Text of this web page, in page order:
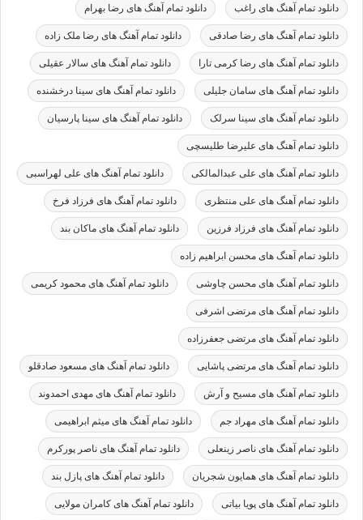
دانلود تمام آهنگ های راغب دانلود تمام آهنگ های رضا بهرام
دانلود تمام آهنگ های رضا صادقی دانلود تمام آهنگ های رضا ملک زاده
دانلود تمام آهنگ های رضا کرمی تارا دانلود تمام آهنگ های سالار عقیلی
دانلود تمام آهنگ های سامان جلیلی دانلود تمام آهنگ های سینا درخشنده
دانلود تمام آهنگ های سینا سرلک دانلود تمام آهنگ های سینا پارسیان
دانلود تمام آهنگ های علیرضا طلیسچی
دانلود تمام آهنگ های علی عبدالمالکی دانلود تمام آهنگ های علی لهراسبی
دانلود تمام آهنگ های علی منتظری دانلود تمام آهنگ های فرزاد فرخ
دانلود تمام آهنگ های فرزاد فرزین دانلود تمام آهنگ های ماکان بند
دانلود تمام آهنگ های محسن ابراهیم زاده
دانلود تمام آهنگ های محسن چاوشی دانلود تمام آهنگ های محمود کریمی
دانلود تمام آهنگ های مرتضی اشرفی
دانلود تمام آهنگ های مرتضی جعفرزاده
دانلود تمام آهنگ های مرتضی پاشایی دانلود تمام آهنگ های مسعود صادقلو
دانلود تمام آهنگ های مسیح و آرش دانلود تمام آهنگ های مهدی احمدوند
دانلود تمام آهنگ های مهراد جم دانلود تمام آهنگ های میثم ابراهیمی
دانلود تمام آهنگ های ناصر زینعلی دانلود تمام آهنگ های ناصر پورکرم
دانلود تمام آهنگ های همایون شجریان دانلود تمام آهنگ های پازل بند
دانلود تمام آهنگ های پویا بیاتی دانلود تمام آهنگ های کامران مولایی